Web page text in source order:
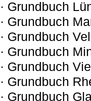
· Grundbuch
· Grundbuch
· Grundbuch
· Grundbuch
· Grundbuch
· Grundbuch
· Grundbuch